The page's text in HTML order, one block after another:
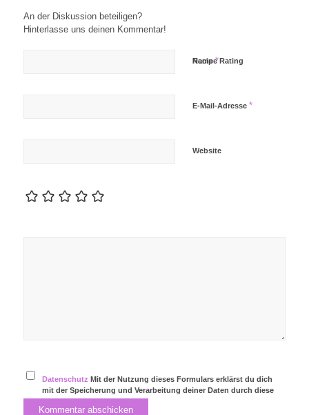
An der Diskussion beteiligen?
Hinterlasse uns deinen Kommentar!
Name*
E-Mail-Adresse *
Website
Recipe Rating
Datenschutz Mit der Nutzung dieses Formulars erklärst du dich
mit der Speicherung und Verarbeitung deiner Daten durch diese
Website einverstanden.